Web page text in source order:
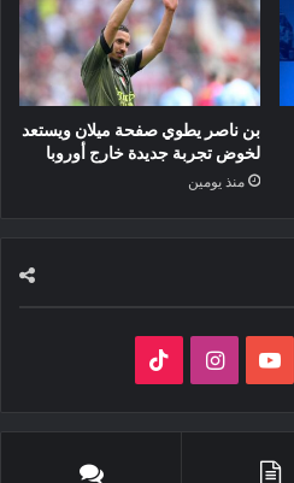
بن ناصر يطوي صفحة ميلان ويستعد
لخوض تجربة جديدة خارج أوروبا
منذ يومين
‫YouTubeانستقرام